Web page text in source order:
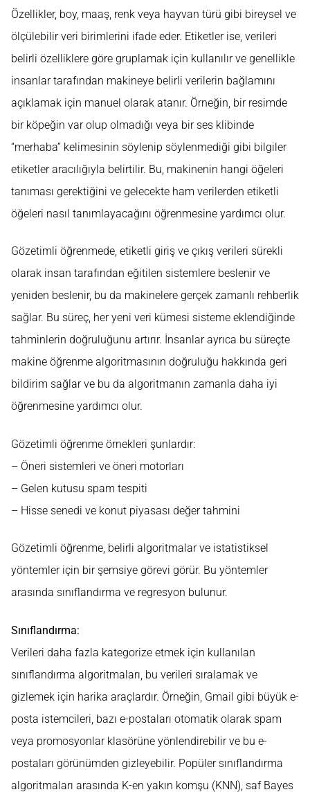
Özellikler, boy, maaş, renk veya hayvan türü gibi bireysel ve
ölçülebilir veri birimlerini ifade eder. Etiketler ise, verileri
belirli özelliklere göre gruplamak için kullanılır ve genellikle
insanlar tarafından makineye belirli verilerin bağlamını
açıklamak için manuel olarak atanır. Örneğin, bir resimde
bir köpeğin var olup olmadığı veya bir ses klibinde
“merhaba” kelimesinin söylenip söylenmediği gibi bilgiler
etiketler aracılığıyla belirtilir. Bu, makinenin hangi öğeleri
tanıması gerektiğini ve gelecekte ham verilerden etiketli
öğeleri nasıl tanımlayacağını öğrenmesine yardımcı olur.
Gözetimli öğrenmede, etiketli giriş ve çıkış verileri sürekli
olarak insan tarafından eğitilen sistemlere beslenir ve
yeniden beslenir, bu da makinelere gerçek zamanlı rehberlik
sağlar. Bu süreç, her yeni veri kümesi sisteme eklendiğinde
tahminlerin doğruluğunu artırır. İnsanlar ayrıca bu süreçte
makine öğrenme algoritmasının doğruluğu hakkında geri
bildirim sağlar ve bu da algoritmanın zamanla daha iyi
öğrenmesine yardımcı olur.
Gözetimli öğrenme örnekleri şunlardır:
– Öneri sistemleri ve öneri motorları
– Gelen kutusu spam tespiti
– Hisse senedi ve konut piyasası değer tahmini
Gözetimli öğrenme, belirli algoritmalar ve istatistiksel
yöntemler için bir şemsiye görevi görür. Bu yöntemler
arasında sınıflandırma ve regresyon bulunur.
Sınıflandırma:
Verileri daha fazla kategorize etmek için kullanılan
sınıflandırma algoritmaları, bu verileri sıralamak ve
gizlemek için harika araçlardır. Örneğin, Gmail gibi büyük e-
posta istemcileri, bazı e-postaları otomatik olarak spam
veya promosyonlar klasörüne yönlendirebilir ve bu e-
postaları görünümden gizleyebilir. Popüler sınıflandırma
algoritmaları arasında K-en yakın komşu (KNN), saf Bayes